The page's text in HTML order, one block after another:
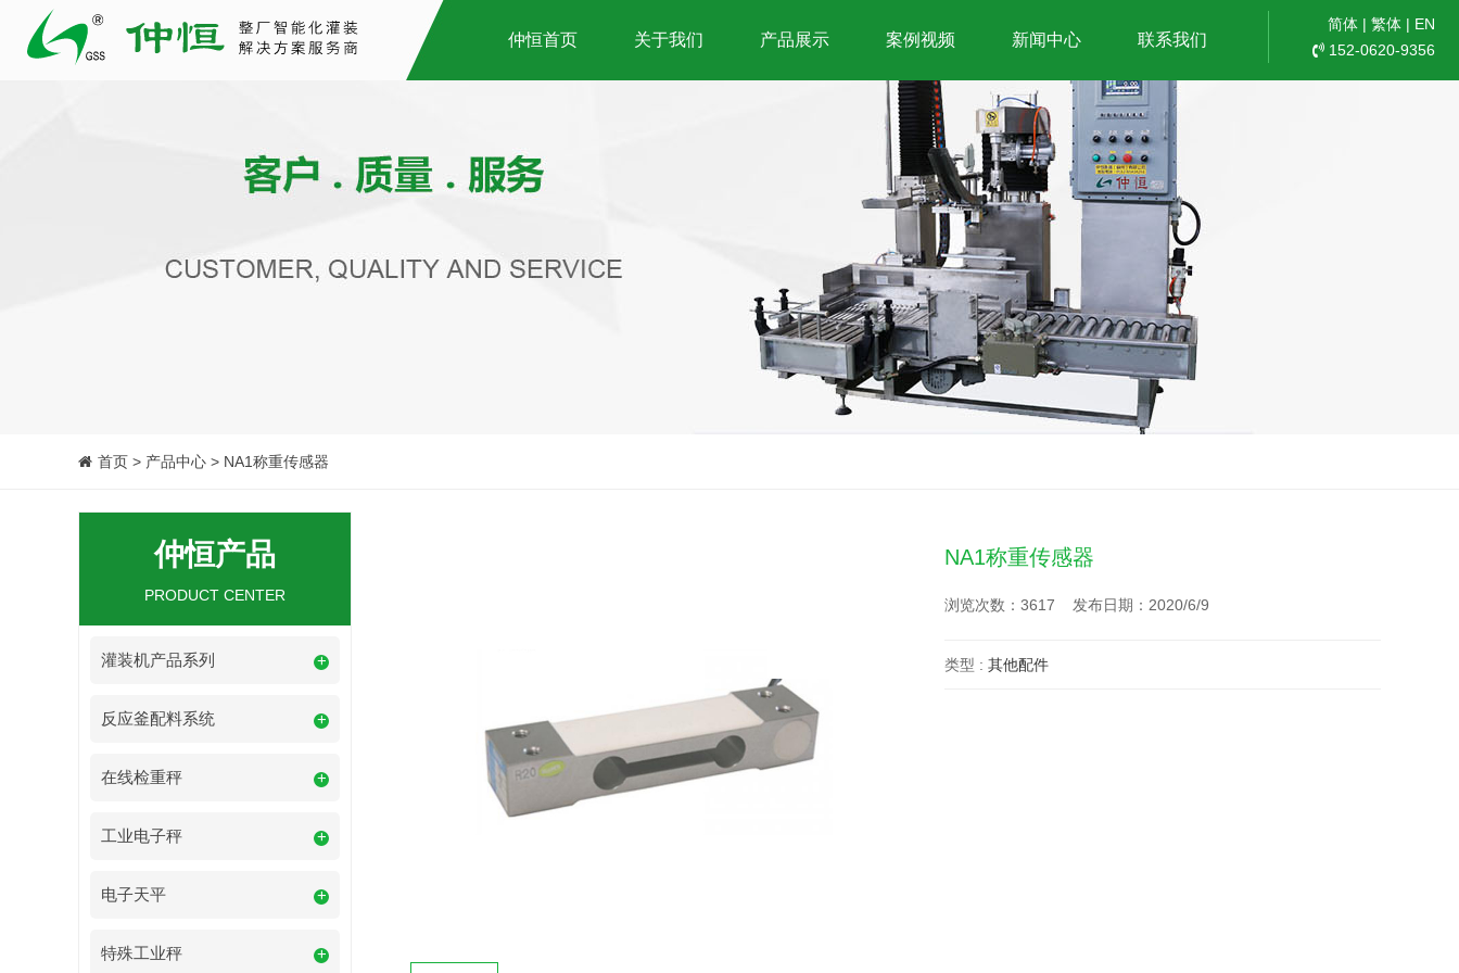
仲恒首页 关于我们 产品展示 案例视频 新闻中心 联系我们
简体 | 繁体 | EN
152-0620-9356
首页 > 产品中心 > NA1称重传感器
仲恒产品
PRODUCT CENTER
灌装机产品系列 +
反应釜配料系统 +
在线检重秤 +
工业电子秤 +
电子天平 +
特殊工业秤 +
NA1称重传感器
浏览次数：3617 发布日期：2020/6/9
类型 : 其他配件